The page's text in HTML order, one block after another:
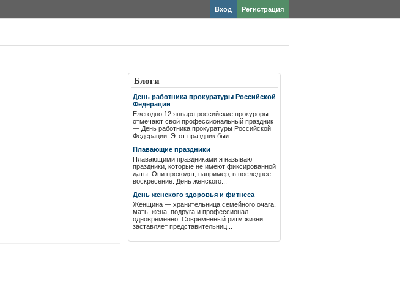
Регистрация
Вход
Блоги
День работника прокуратуры Российской
Федерации
Ежегодно 12 января российские прокуроры
отмечают свой профессиональный праздник
— День работника прокуратуры Российской
Федерации. Этот праздник был...
Плавающие праздники
Плавающими праздниками я называю
праздники, которые не имеют фиксированной
даты. Они проходят, например, в последнее
воскресение. День женского...
День женского здоровья и фитнеса
Женщина — хранительница семейного очага,
мать, жена, подруга и профессионал
одновременно. Современный ритм жизни
заставляет представительниц...